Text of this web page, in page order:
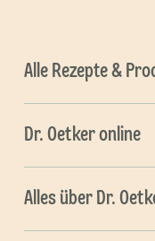
Alle Rezepte &
Dr. Oetker online
Alles über Dr.